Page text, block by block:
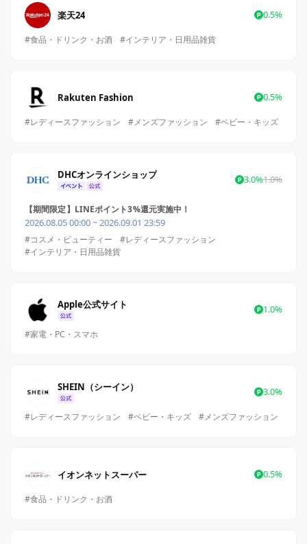
楽天24 0.5%
#食品・ドリンク・お酒 #インテリア・日用品雑貨
Rakuten Fashion 0.5%
#レディースファッション #メンズファッション #ベビー・キッズ
DHCオンラインショップ 3.0%1.0%
【期間限定】LINEポイント3%還元実施中！
2026.08.05 00:00 ~ 2026.09.01 23:59
#コスメ・ビューティー
#レディースファッション
#インテリア・日用品雑貨
Apple公式サイト 1.0%
#家電・PC・スマホ
SHEIN（シーイン） 3.0%
#レディースファッション #ベビー・キッズ #メンズファッション
イオンネットスーパー 0.5%
#食品・ドリンク・お酒